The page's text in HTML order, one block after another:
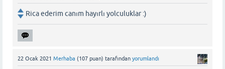
Rica ederim canım hayırlı yolculuklar :)
22 Ocak 2021 Merhaba (107 puan) tarafından yorumlandı